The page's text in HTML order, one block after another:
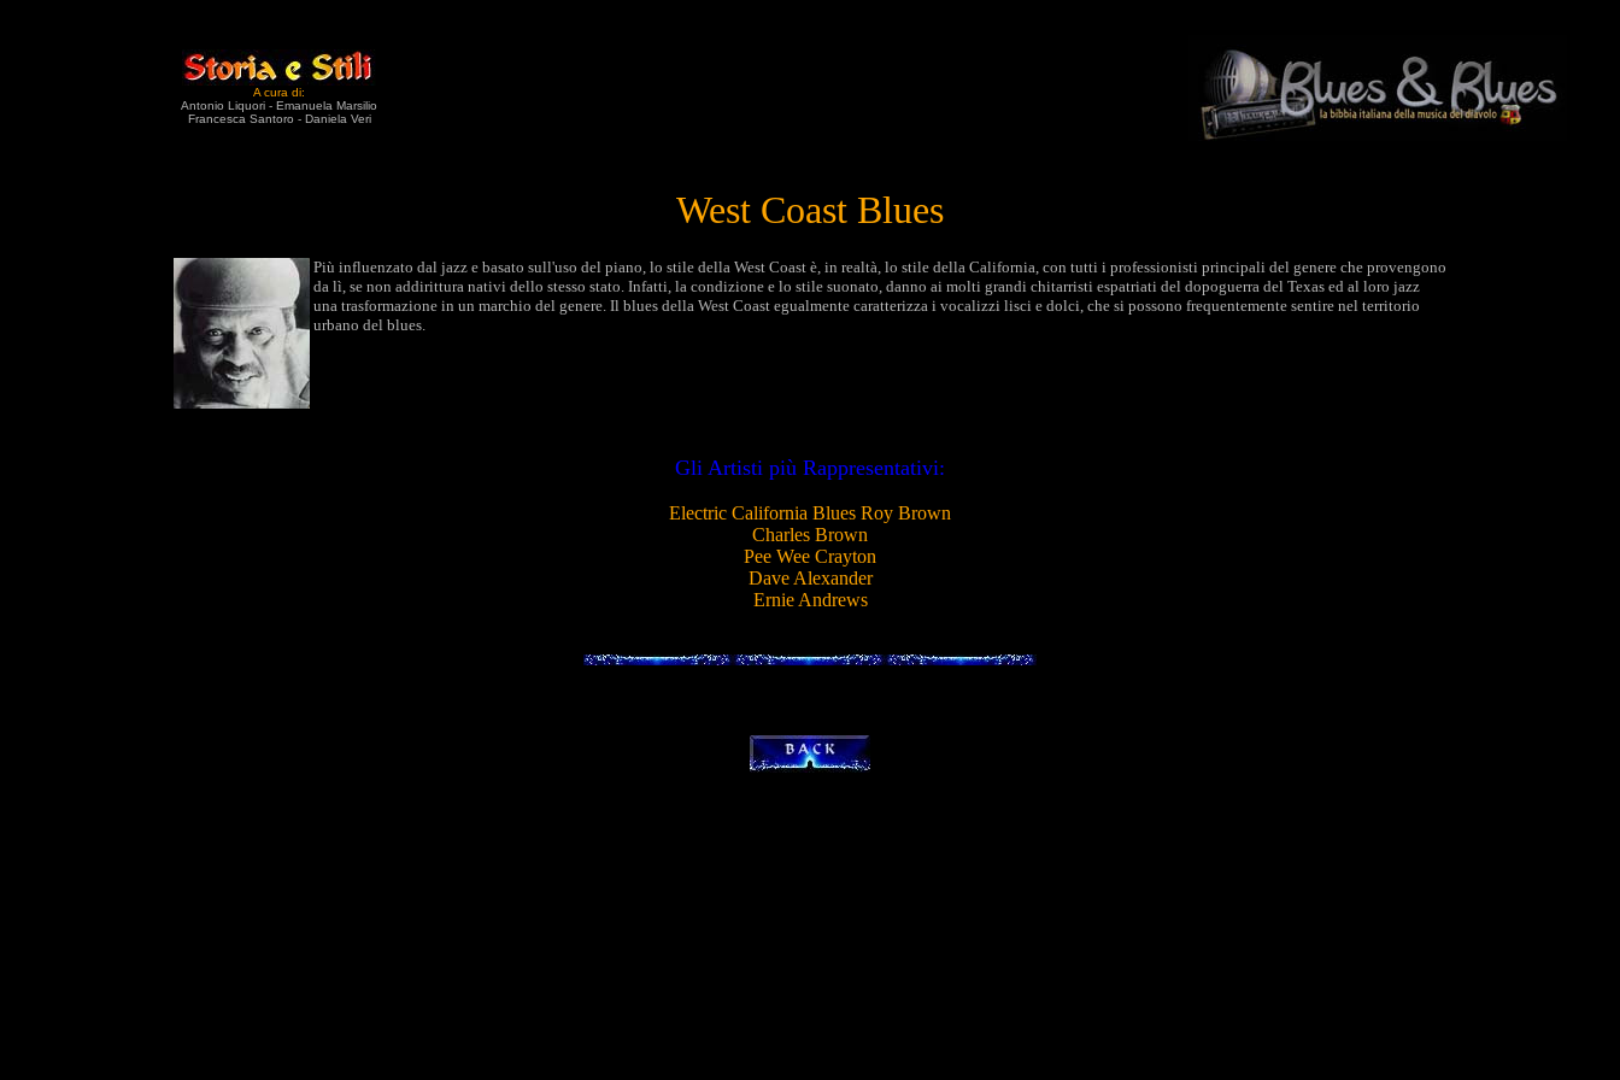
A cura di:
Antonio Liquori - Emanuela Marsilio
Francesca Santoro - Daniela Veri
West Coast Blues
Più influenzato dal jazz e basato sull'uso del piano, lo stile della West Coast è, in realtà, lo stile della California, con tutti i professionisti principali del genere che provengono
da lì, se non addirittura nativi dello stesso stato. Infatti, la condizione e lo stile suonato, danno ai molti grandi chitarristi espatriati del dopoguerra del Texas ed al loro jazz
una trasformazione in un marchio del genere. Il blues della West Coast egualmente caratterizza i vocalizzi lisci e dolci, che si possono frequentemente sentire nel territorio
urbano del blues.
Gli Artisti più Rappresentativi:
Electric California Blues Roy Brown
Charles Brown
Pee Wee Crayton
Dave Alexander
Ernie Andrews